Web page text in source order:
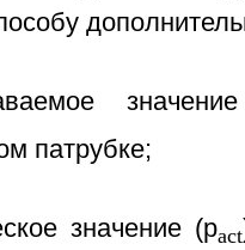
патрубке;
значение (pact